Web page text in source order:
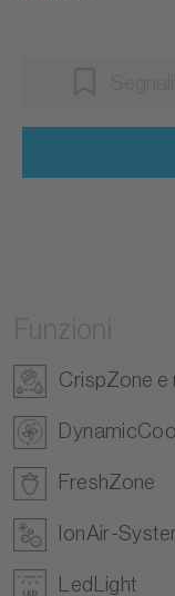
CrispZone e
FreshZone
IonAir-
LedLight